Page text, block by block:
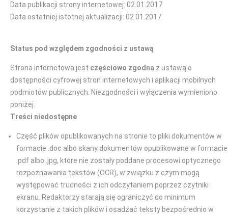
Data publikacji strony internetowej: 02.01.2017
Data ostatniej istotnej aktualizacji: 02.01.2017
Status pod względem zgodności z ustawą
Strona internetowa jest częściowo zgodna z ustawą o
dostępności cyfrowej stron internetowych i aplikacji mobilnych
podmiotów publicznych. Niezgodności i wyłączenia wymieniono
poniżej.
Treści niedostępne
Część plików opublikowanych na stronie to pliki dokumentów w
formacie .doc albo skany dokumentów opublikowane w formacie
.pdf albo .jpg, które nie zostały poddane procesowi optycznego
rozpoznawania tekstów (OCR), w związku z czym mogą
występować trudności z ich odczytaniem poprzez czytniki
ekranu. Redaktorzy starają się ograniczyć do minimum
korzystanie z takich plików i osadzać teksty bezpośrednio w